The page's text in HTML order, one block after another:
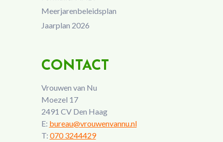
Meerjarenbeleidsplan
Jaarplan 2026
CONTACT
Vrouwen van Nu
Moezel 17
2491 CV Den Haag
E: bureau@vrouwenvannu.nl
T: 070 3244429